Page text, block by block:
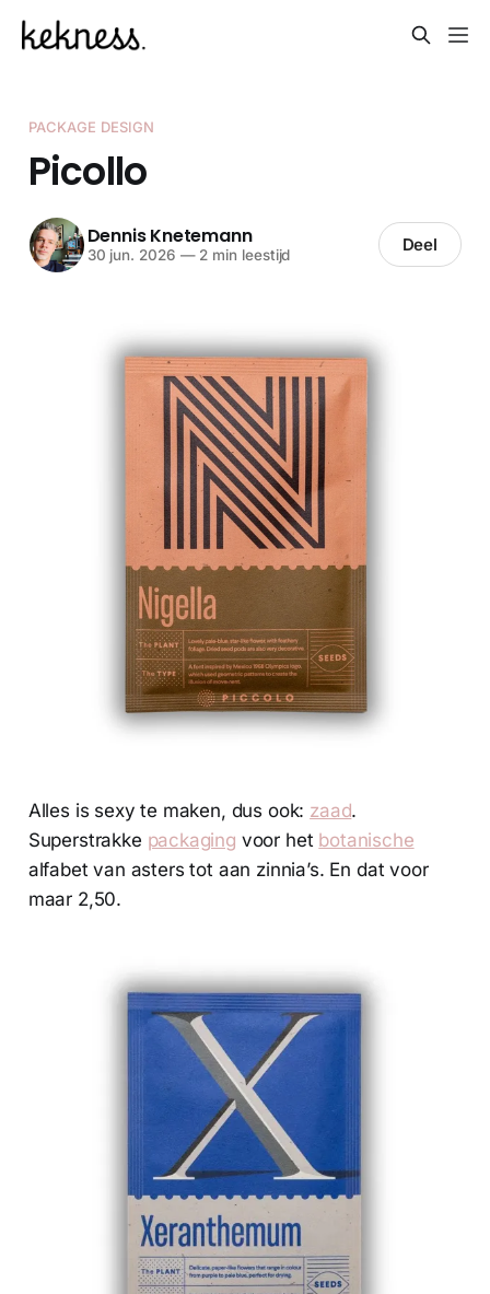
PACKAGE DESIGN
Picollo
Dennis Knetemann
30 jun. 2026 —2 min leestijd Deel
Alles is sexy te maken, dus ook: zaad.
Superstrakke packaging voor het botanische
alfabet van asters tot aan zinnia’s. En dat voor
maar 2,50.